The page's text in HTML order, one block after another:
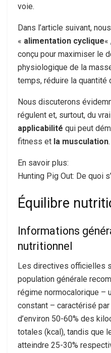
voie.
Dans l’article suivant,
« alimentation cyclique«
conçu pour maximiser le
physiologique de la
temps, réduire la quantité
Nous discuterons
régulent et, surtout, du vrai
applicabilité qui peut
fitness et la musculation.
En savoir plus:
Hunting Pig Out: De quoi
Équilibre
Informations
nutritionnel
Les directives officielles
population générale
régime normocalorique –
constant – caractérisé
d’environ 50-60% des
totales (kcal), tandis que
atteindre 25-30%